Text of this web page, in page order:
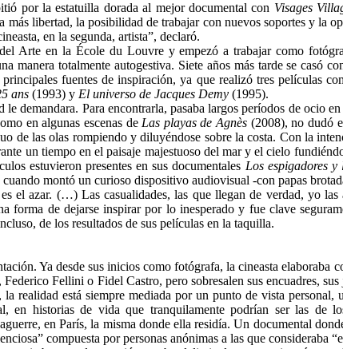
por la estatuilla dorada al mejor documental con Visages
libertad, la posibilidad de trabajar con nuevos soportes y la
en la segunda, artista”, declaró.
Arte en la École du Louvre y empezó a trabajar como
manera totalmente autogestiva. Siete años más tarde se casó
fuentes de inspiración, ya que realizó tres películas
ans (1993) y El universo de Jacques Demy (1995).
demandara. Para encontrarla, pasaba largos períodos de ocio
en algunas escenas de Las playas de Agnès (2008), no dudó
de las olas rompiendo y diluyéndose sobre la costa. Con la
un tiempo en el paisaje majestuoso del mar y el cielo
estuvieron presentes en sus documentales Los espigadores
montó un curioso dispositivo audiovisual -con papas
el azar. (…) Las casualidades, las que llegan de verdad, yo
forma de dejarse inspirar por lo inesperado y fue clave
de los resultados de sus películas en la taquilla.
Ya desde sus inicios como fotógrafa, la cineasta elaboraba
Fellini o Fidel Castro, pero sobresalen sus encuadres,
realidad está siempre mediada por un punto de vista
en historias de vida que tranquilamente podrían ser las de
en París, la misma donde ella residía. Un documental
compuesta por personas anónimas a las que consideraba